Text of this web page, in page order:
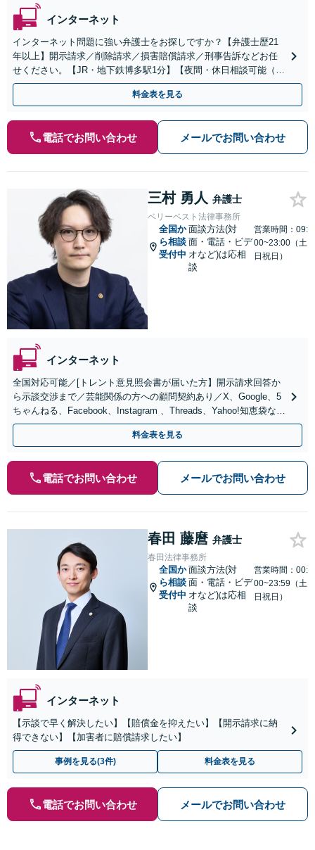
インターネット
インターネット問題に強い弁護士をお探しですか？【弁護士歴21
年以上】開示請求／削除請求／損害賠償請求／刑事告訴などお任
せください。【JR・地下鉄博多駅1分】【夜間・休日相談可能（要
事前予約）】
料金表を見る
電話でお問い合わせ メールでお問い合わせ
三村 勇人 弁護士
ベリーベスト法律事務所
全国か
ら相談
受付中
面談方法(対
面・電話・ビデ
オなど)は応相
談
営業時間：09:
00~23:00（土
日祝日）
インターネット
全国対応可能／[トレント意見照会書が届いた方】開示請求回答か
ら示談交渉まで／芸能関係の方への顧問契約あり／X、Google、5
ちゃんねる、Facebook、Instagram 、Threads、Yahoo!知恵袋など
解決実績豊富
料金表を見る
電話でお問い合わせ メールでお問い合わせ
春田 藤麿 弁護士
春田法律事務所
全国か
ら相談
受付中
面談方法(対
面・電話・ビデ
オなど)は応相
談
営業時間：00:
00~23:59（土
日祝日）
インターネット
【示談で早く解決したい】【賠償金を抑えたい】【開示請求に納
得できない】【加害者に賠償請求したい】
事例を見る(3件) 料金表を見る
電話でお問い合わせ メールでお問い合わせ